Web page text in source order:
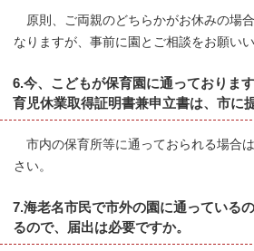
原則、ご両親のどちらかがお休みの場
なりますが、事前に園とご相談をお願いい
6.今、こどもが保育園に通っておりま
育児休業取得証明書兼申立書は、市に
市内の保育所等に通っておられる場合
さい。
7.海老名市民で市外の園に通っている
るので、届出は必要ですか。